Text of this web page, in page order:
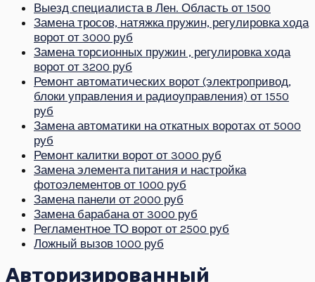
Выезд специалиста в Лен. Область от 1500
Замена тросов, натяжка пружин, регулировка хода
ворот от 3000 руб
Замена торсионных пружин , регулировка хода
ворот от 3200 руб
Ремонт автоматических ворот (электропривод,
блоки управления и радиоуправления) от 1550
руб
Замена автоматики на откатных воротах от 5000
руб
Ремонт калитки ворот от 3000 руб
Замена элемента питания и настройка
фотоэлементов от 1000 руб
Замена панели от 2000 руб
Замена барабана от 3000 руб
Регламентное ТО ворот от 2500 руб
Ложный вызов 1000 руб
Авторизированный